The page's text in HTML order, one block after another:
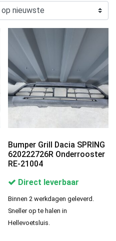
Bumper Grill Dacia SPRING
620222726R Onderrooster
RE-21004
Direct leverbaar
Binnen 2 werkdagen geleverd.
Sneller op te halen in
Hellevoetsluis.